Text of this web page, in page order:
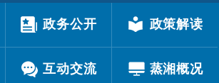
政务公开 政策解读
互动交流 蒸湘概况